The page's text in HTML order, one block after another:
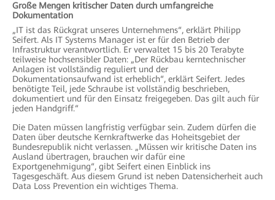
Große Mengen kritischer Daten durch umfangreiche
Dokumentation
„IT ist das Rückgrat unseres Unternehmens“, erklärt Philipp
Seifert. Als IT Systems Manager ist er für den Betrieb der
Infrastruktur verantwortlich. Er verwaltet 15 bis 20 Terabyte
teilweise hochsensibler Daten: „Der Rückbau kerntechnischer
Anlagen ist vollständig reguliert und der
Dokumentationsaufwand ist erheblich“, erklärt Seifert. Jedes
benötigte Teil, jede Schraube ist vollständig beschrieben,
dokumentiert und für den Einsatz freigegeben. Das gilt auch für
jeden Handgriff.“
Die Daten müssen langfristig verfügbar sein. Zudem dürfen die
Daten über deutsche Kernkraftwerke das Hoheitsgebiet der
Bundesrepublik nicht verlassen. „Müssen wir kritische Daten ins
Ausland übertragen, brauchen wir dafür eine
Exportgenehmigung“, gibt Seifert einen Einblick ins
Tagesgeschäft. Aus diesem Grund ist neben Datensicherheit auch
Data Loss Prevention ein wichtiges Thema.